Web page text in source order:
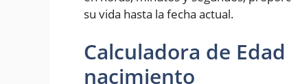
su vida hasta la fecha actual.
Calculadora de
nacimiento